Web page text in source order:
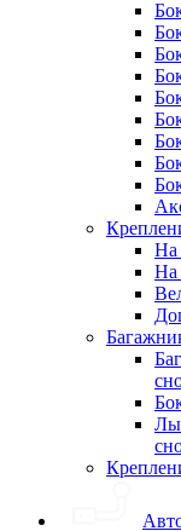
На
На